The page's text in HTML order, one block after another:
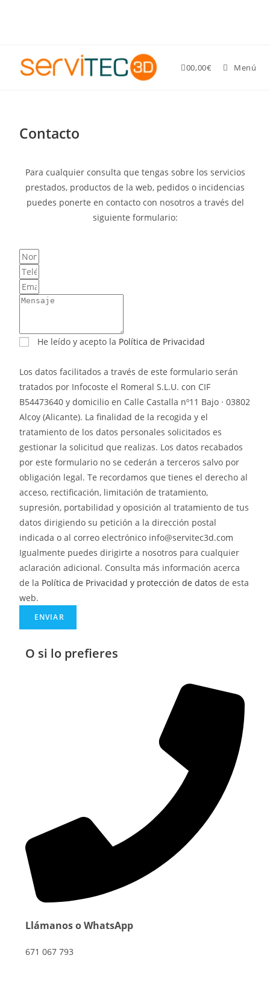
00,00€ Menú
Contacto
Para cualquier consulta que tengas sobre los servicios
prestados, productos de la web, pedidos o incidencias
puedes ponerte en contacto con nosotros a través del
siguiente formulario:
He leído y acepto la Política de Privacidad
Los datos facilitados a través de este formulario serán
tratados por Infocoste el Romeral S.L.U. con CIF
B54473640 y domicilio en Calle Castalla nº11 Bajo · 03802
Alcoy (Alicante). La finalidad de la recogida y el
tratamiento de los datos personales solicitados es
gestionar la solicitud que realizas. Los datos recabados
por este formulario no se cederán a terceros salvo por
obligación legal. Te recordamos que tienes el derecho al
acceso, rectificación, limitación de tratamiento,
supresión, portabilidad y oposición al tratamiento de tus
datos dirigiendo su petición a la dirección postal
indicada o al correo electrónico info@servitec3d.com
Igualmente puedes dirigirte a nosotros para cualquier
aclaración adicional. Consulta más información acerca
de la Política de Privacidad y protección de datos de esta
web.
ENVIAR
O si lo prefieres
Llámanos o WhatsApp
671 067 793